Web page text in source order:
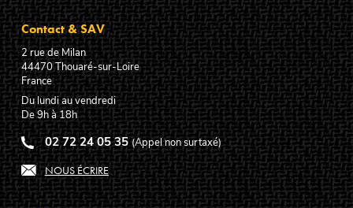
Contact & SAV
2 rue de Milan
44470Thouaré-sur-Loire
France
Du lundi au vendredi
De 9h à 18h
02 72 24 05 35 (Appel non surtaxé)
NOUS ÉCRIRE